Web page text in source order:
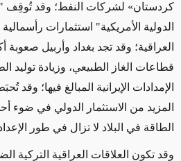
كردستان» لشركات النفط؛ وقد تُوقِف "
الدولية الأمريكية" استثمارات
العراقية؛ وقد تجد بغداد وأربيل صعوبة
قطاعات الغاز الطبيعي، وزيادة توليد
الإمدادات الإيرانية المبالغ فيها؛ وقد
المزيد من الاستثمار الدولي في ضوء
الطاقة في البلاد لا تزال في طور
وقد تكون العلاقات العراقية التركية